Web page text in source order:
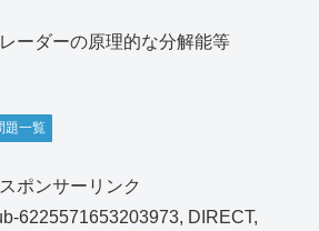
ーダーの原理的な分解能等
一覧
スポンサーリンク
6225571653203973, DIRECT,